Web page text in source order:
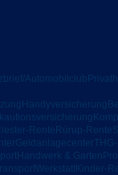
Automobilclub
Handyversicherung
Rente Rürup-Rente
Geldanlagecenter
Handwerk & Garten
Werkstatt Kinder-